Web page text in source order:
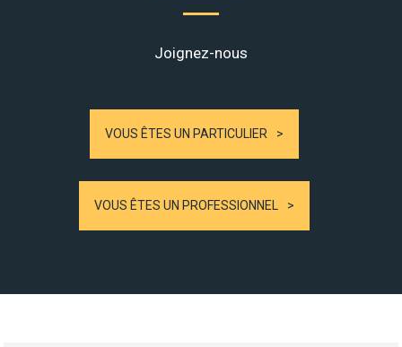
Joignez-nous
VOUS ÊTES UN PARTICULIER
VOUS ÊTES UN PROFESSIONNEL